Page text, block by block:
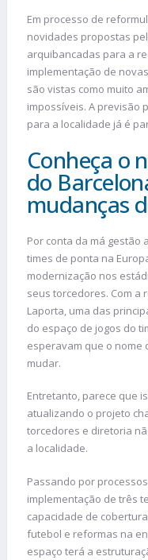
Em processo de
novidades propostas
arquibancadas para a
implementação de
são vistas como muito
impossíveis. A previsão
para a localidade já é
Conheça o
do
mudanças
Por conta da má gestão
times de ponta na
modernização nos
seus torcedores. Com a
Laporta, uma das
do espaço de jogos do
esperavam que o nome
mudar.
Entretanto, parece que
atualizando o projeto
torcedores e diretoria
a localidade.
Passando por
implementação de três
capacidade de
futebol e reformas na
espaço terá a